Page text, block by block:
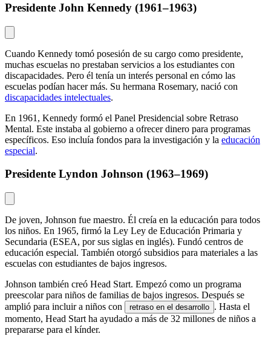
Presidente John Kennedy (1961–1963)
Cuando Kennedy tomó posesión de su cargo como presidente,
muchas escuelas no prestaban servicios a los estudiantes con
discapacidades. Pero él tenía un interés personal en cómo las
escuelas podían hacer más. Su hermana Rosemary, nació con
discapacidades intelectuales.
En 1961, Kennedy formó el Panel Presidencial sobre Retraso
Mental. Este instaba al gobierno a ofrecer dinero para programas
específicos. Eso incluía fondos para la investigación y la educación
especial.
Presidente Lyndon Johnson (1963–1969)
De joven, Johnson fue maestro. Él creía en la educación para todos
los niños. En 1965, firmó la Ley Ley de Educación Primaria y
Secundaria (ESEA, por sus siglas en inglés). Fundó centros de
educación especial. También otorgó subsidios para materiales a las
escuelas con estudiantes de bajos ingresos.
Johnson también creó Head Start. Empezó como un programa
preescolar para niños de familias de bajos ingresos. Después se
amplió para incluir a niños con
retraso en el desarrollo . Hasta el
momento, Head Start ha ayudado a más de 32 millones de niños a
prepararse para el kínder.